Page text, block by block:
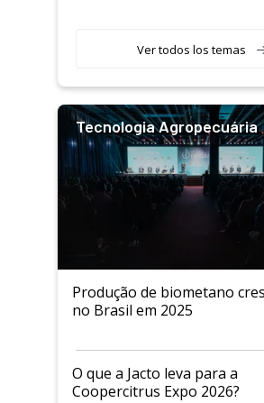
Ver todos los temas
Tecnologia Agropecuária
Produção de biometano
no Brasil em 2025
O que a Jacto leva para a
Coopercitrus Expo 2026?